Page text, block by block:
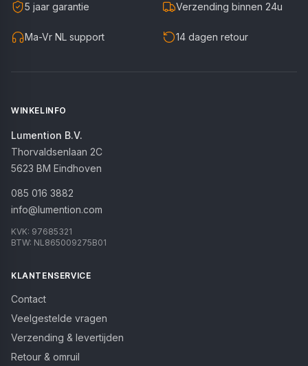
5 jaar garantie Verzending binnen 24u
Ma-Vr NL support 14 dagen retour
WINKELINFO
Lumention B.V.
Thorvaldsenlaan 2C
5623 BM Eindhoven
085 016 3882
info@lumention.com
KVK: 97685321
BTW: NL865009275B01
KLANTENSERVICE
Contact
Veelgestelde vragen
Verzending & levertijden
Retour & omruil